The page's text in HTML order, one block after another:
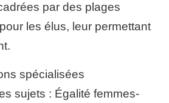
par des plages
les élus, leur permettant
spécialisées
sujets : Égalité femmes-